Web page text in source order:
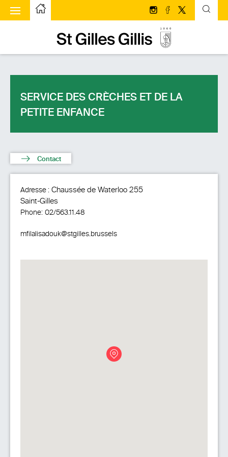
Page d’accueilPage d'accueil Suivez-nous sur
Suivez-nous sur
Suivez-nous
Page d’accueilPage d'accueil
à bascule
SERVICE DES CRÈCHES ET DE LA
PETITE ENFANCE
Contact
Adresse : Chaussée de Waterloo 255
Saint-Gilles
Phone: 02/563.11.48
mfilalisadouk@stgilles.brussels